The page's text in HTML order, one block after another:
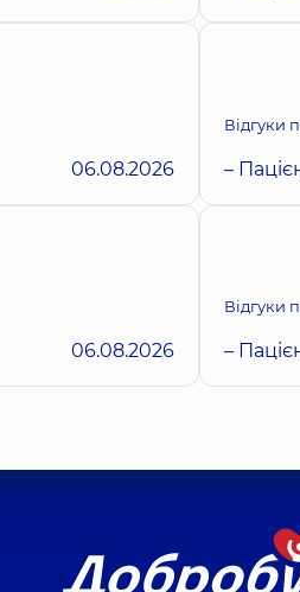
06.08.2026
Відгуки
–
06.08.2026
Відгуки
–